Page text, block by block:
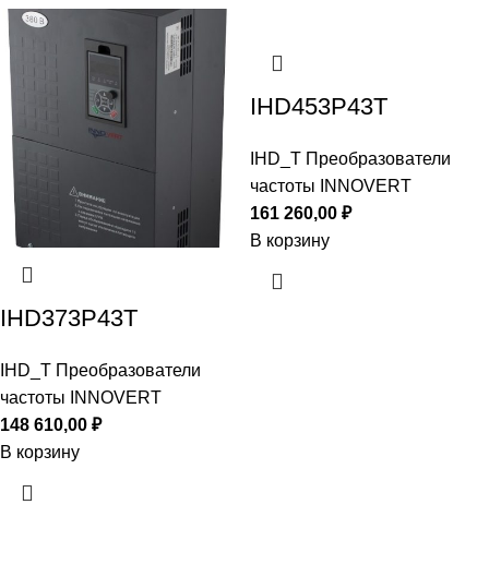
IHD373P43T
IHD_T Преобразователи
частоты INNOVERT
148 610,00 ₽
В корзину
IHD453P43T
IHD_T Преобразователи
частоты INNOVERT
161 260,00 ₽
В корзину